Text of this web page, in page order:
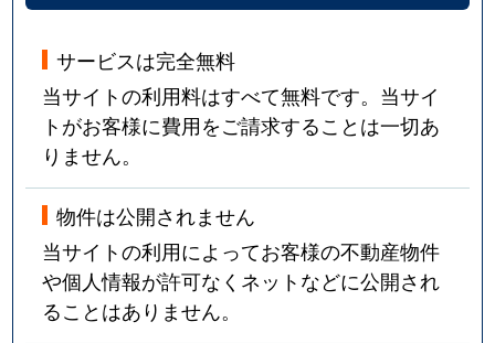
サービスは完全無料
当サイトの利用料はすべて無料です。当サイ
トがお客様に費用をご請求することは一切あ
りません。
物件は公開されません
当サイトの利用によってお客様の不動産物件
や個人情報が許可なくネットなどに公開され
ることはありません。